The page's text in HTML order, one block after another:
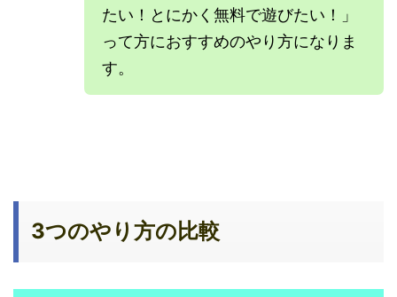
たい！とにかく無料で遊びたい！」
って方におすすめのやり方になりま
す。
3つのやり方の比較